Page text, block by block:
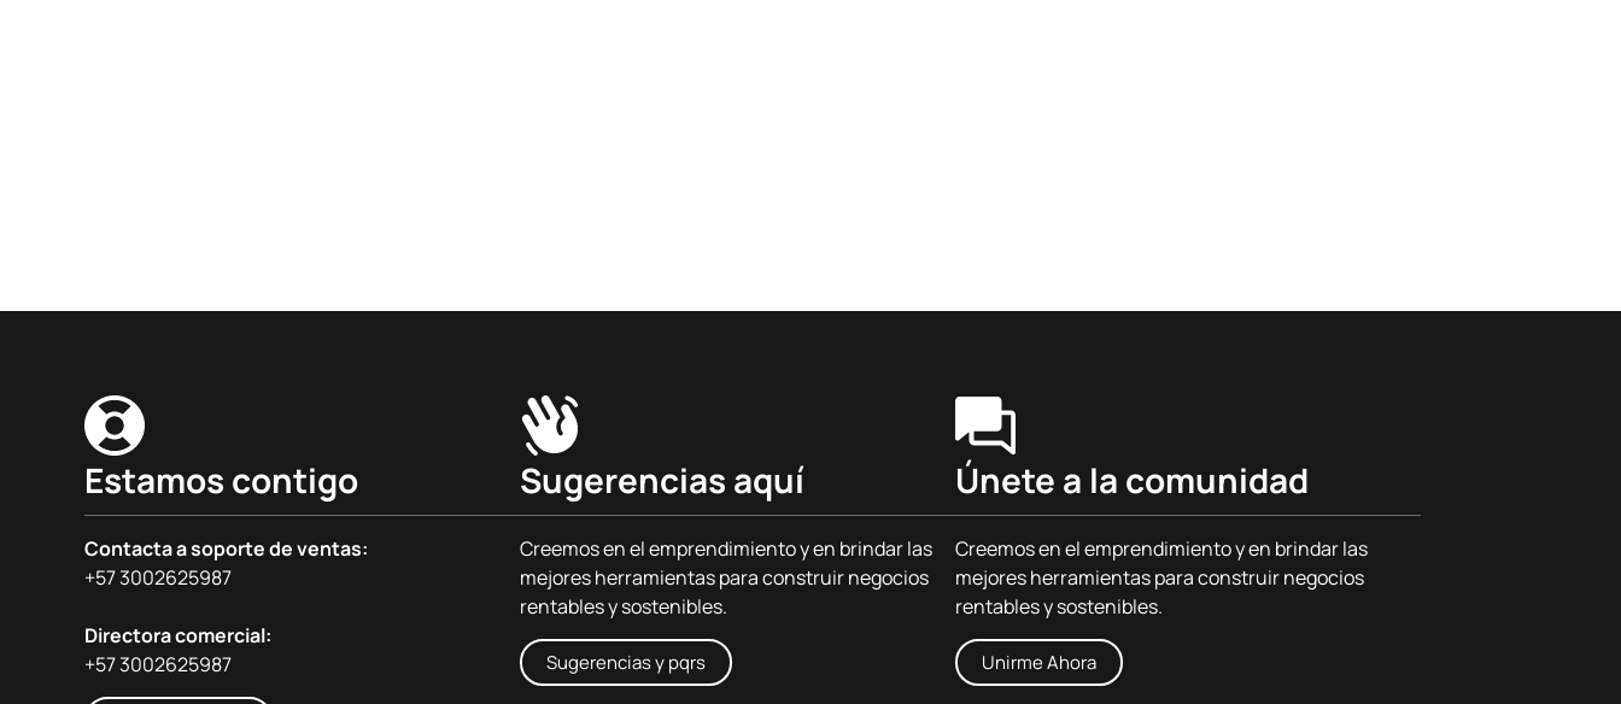
Estamos contigo
Contacta a soporte de ventas:
+57 3002625987
Directora comercial:
+57 3002625987
Sugerencias aquí
Creemos en el emprendimiento y en brindar las
mejores herramientas para construir negocios
rentables y sostenibles.
Sugerencias y pqrs
Únete a la comunidad
Creemos en el emprendimiento y en brindar las
mejores herramientas para construir negocios
rentables y sostenibles.
Unirme Ahora